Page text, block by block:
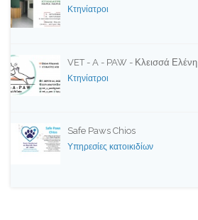
Κτηνίατροι
VET - A - PAW - Κλεισσά Ελένη
Κτηνίατροι
Safe Paws Chios
Υπηρεσίες κατοικιδίων